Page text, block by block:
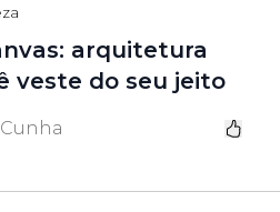
arquitetura
veste do seu jeito